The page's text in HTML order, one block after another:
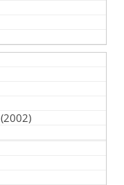
(2002)